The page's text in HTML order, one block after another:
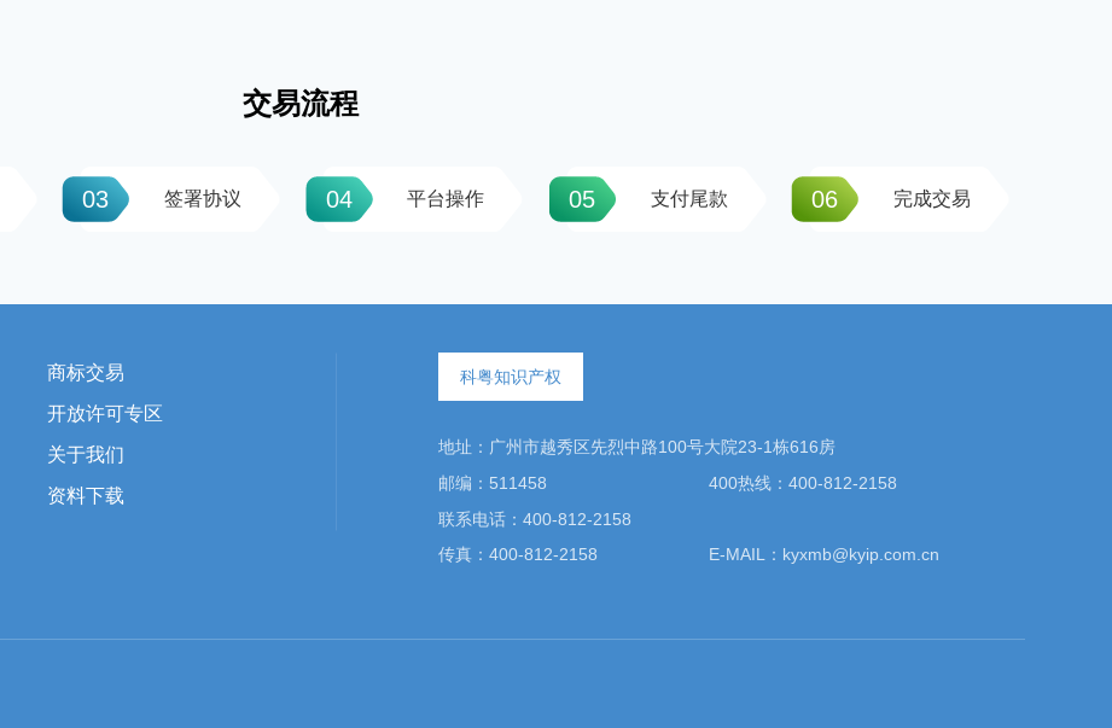
交易流程
03 签署协议 04 平台操作 05 支付尾款 06 完成交易
商标交易
开放许可专区
关于我们
资料下载
科粤知识产权
地址：广州市越秀区先烈中路100号大院23-1栋616房
邮编：511458
400热线：400-812-2158
联系电话：400-812-2158
传真：400-812-2158
E-MAIL：kyxmb@kyip.com.cn